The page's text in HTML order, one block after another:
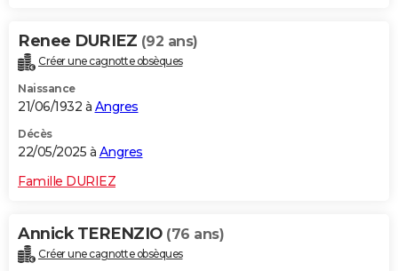
Renee DURIEZ (92 ans)
Créer une cagnotte obsèques
Naissance
21/06/1932 à Angres
Décès
22/05/2025 à Angres
Famille DURIEZ
Annick TERENZIO (76 ans)
Créer une cagnotte obsèques